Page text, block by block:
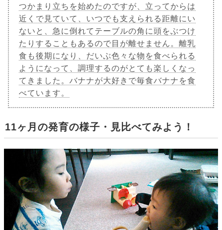
つかまり立ちを始めたのですが、立ってからは
近くで見ていて、いつでも支えられる距離にい
ないと、急に倒れてテーブルの角に頭をぶつけ
たりすることもあるので目が離せません。離乳
食も後期になり、だいぶ色々な物を食べられる
ようになって、調理するのがとても楽しくなっ
てきました。バナナが大好きで毎食バナナを食
べています。
11ヶ月の発育の様子・見比べてみよう！